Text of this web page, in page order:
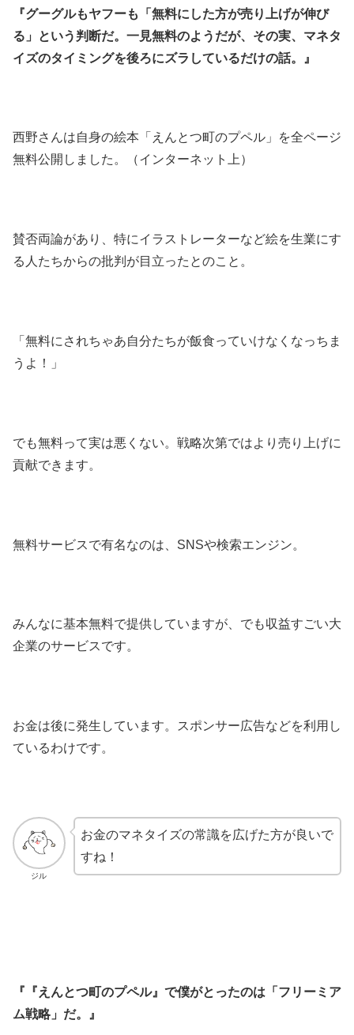
『グーグルもヤフーも「無料にした方が売り上げが伸び
る」という判断だ。一見無料のようだが、その実、マネタ
イズのタイミングを後ろにズラしているだけの話。』
西野さんは自身の絵本「えんとつ町のプペル」を全ページ
無料公開しました。（インターネット上）
賛否両論があり、特にイラストレーターなど絵を生業にす
る人たちからの批判が目立ったとのこと。
「無料にされちゃあ自分たちが飯食っていけなくなっちま
うよ！」
でも無料って実は悪くない。戦略次第ではより売り上げに
貢献できます。
無料サービスで有名なのは、SNSや検索エンジン。
みんなに基本無料で提供していますが、でも収益すごい大
企業のサービスです。
お金は後に発生しています。スポンサー広告などを利用し
ているわけです。
ジル
お金のマネタイズの常識を広げた方が良いで
すね！
『『えんとつ町のプペル』で僕がとったのは「フリーミア
ム戦略」だ。』